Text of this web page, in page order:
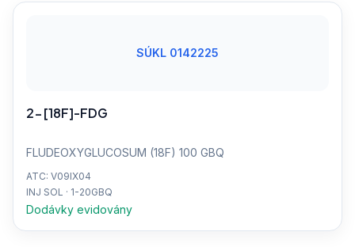
SÚKL 0142225
2-[18F]-FDG
FLUDEOXYGLUCOSUM (18F) 100 GBQ
ATC: V09IX04
INJ SOL · 1-20GBQ
Dodávky evidovány